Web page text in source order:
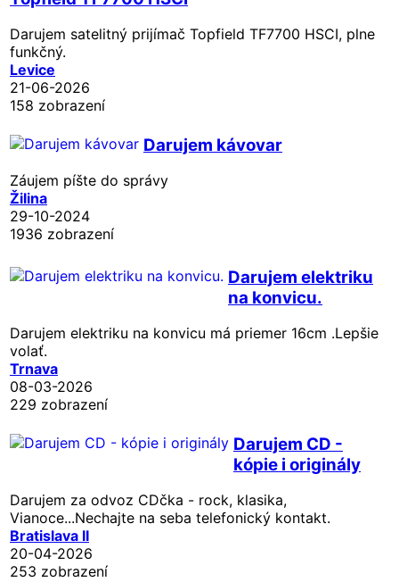
Darujem satelitný prijímač Topfield TF7700 HSCI, plne
funkčný.
Levice
21-06-2026
158 zobrazení
Darujem kávovar
Záujem píšte do správy
Žilina
29-10-2024
1936 zobrazení
Darujem elektriku
na konvicu.
Darujem elektriku na konvicu má priemer 16cm .Lepšie
volať.
Trnava
08-03-2026
229 zobrazení
Darujem CD -
kópie i originály
Darujem za odvoz CDčka - rock, klasika,
Vianoce...Nechajte na seba telefonický kontakt.
Bratislava II
20-04-2026
253 zobrazení